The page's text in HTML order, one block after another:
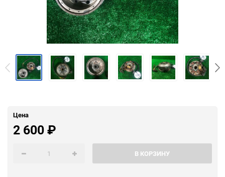
Цена
2 600₽
В КОРЗИНУ